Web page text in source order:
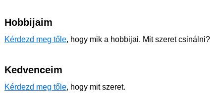
Hobbijaim
Kérdezd meg tőle, hogy mik a hobbijai. Mit szeret csinálni?
Kedvenceim
Kérdezd meg tőle, hogy mit szeret.